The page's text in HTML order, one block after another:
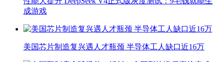
成游戏
美国芯片制造复兴遇人才瓶颈 半导体工人缺口近16万